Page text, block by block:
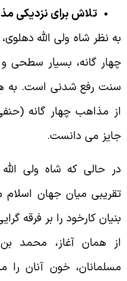
تلاش برای نزدیکی
نظر شاه ولی الله
گانه، بسیار سطحی و
رفع شدنی است. به
مذاهب چهار گانه
می دانست.
حالی که شاه ولی الله
میان جهان اسلام
کارخود را بر فرقه
همان آغاز، محمد بن
خون آنان را